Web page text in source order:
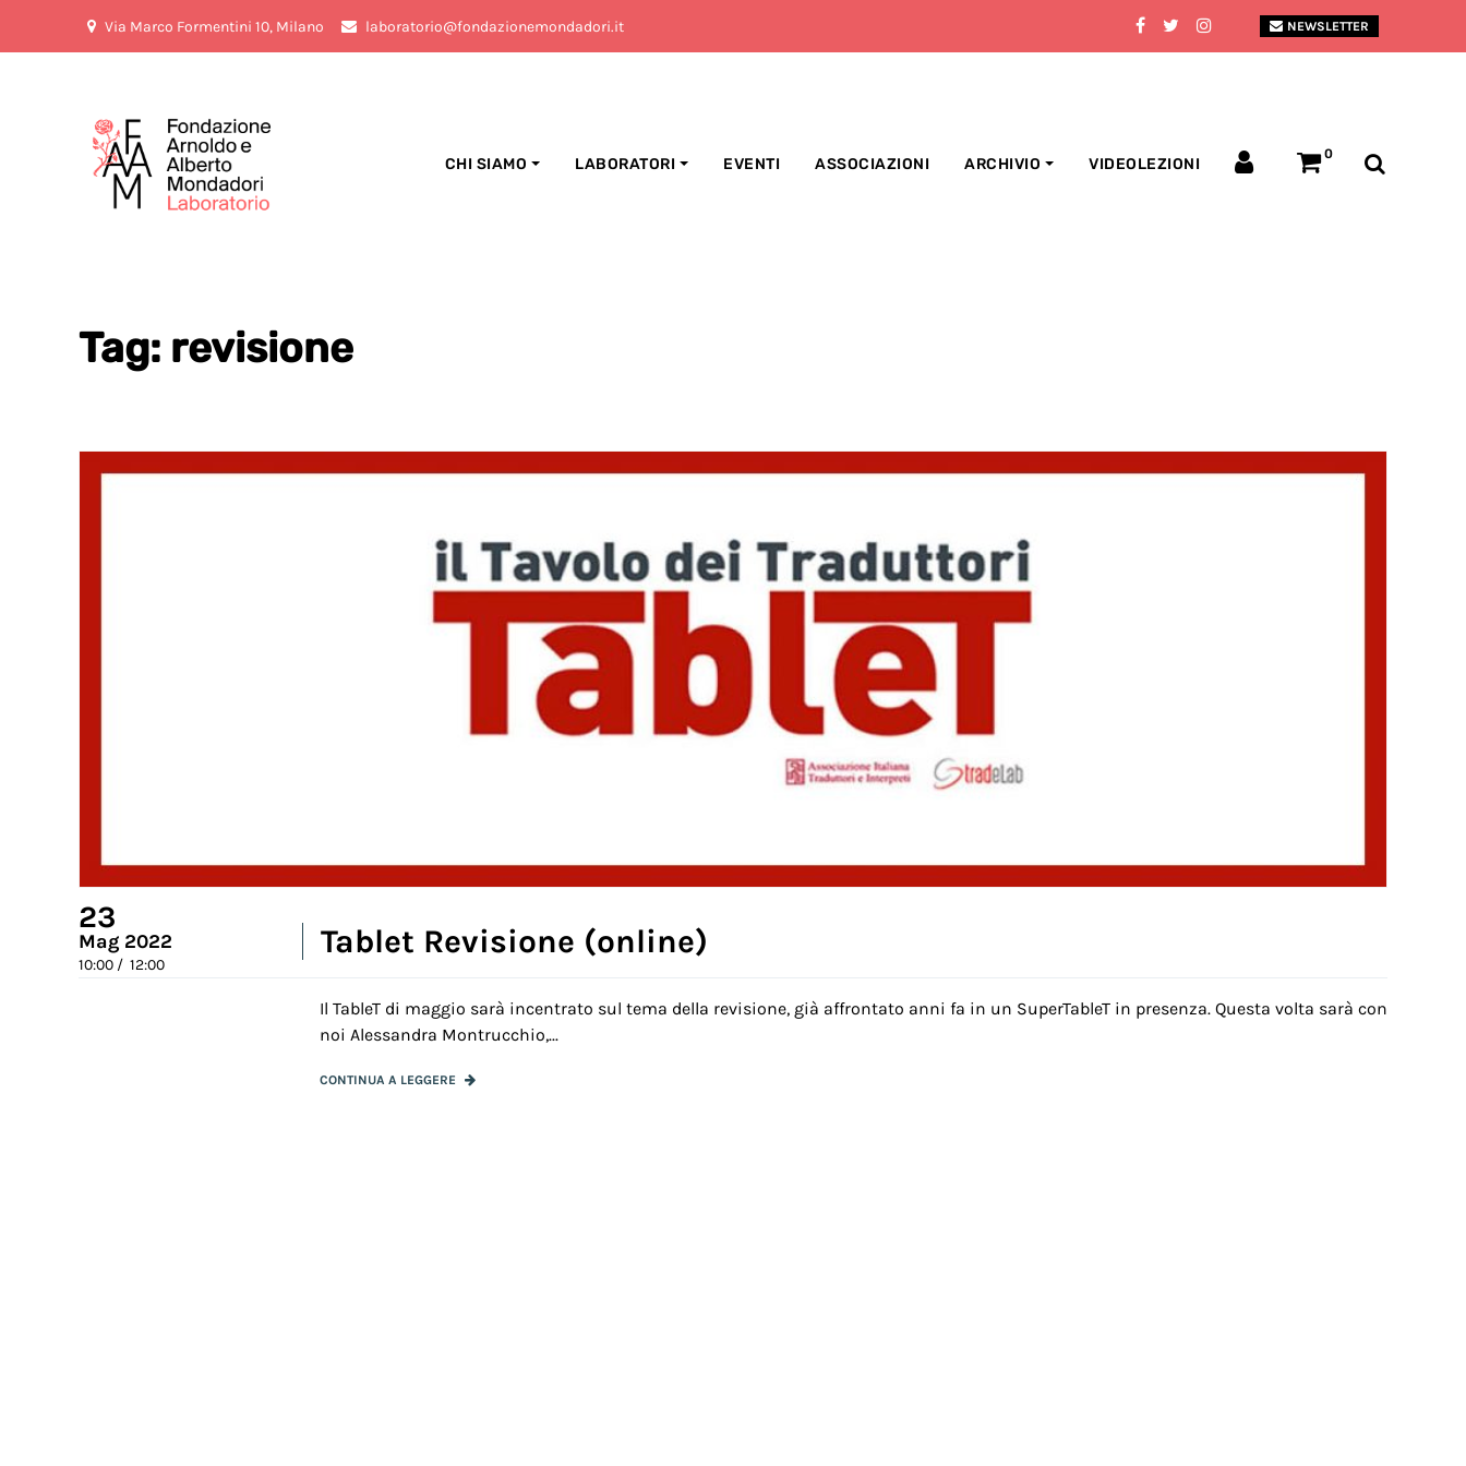
Via Marco Formentini 10, Milano laboratorio@fondazionemondadori.it NEWSLETTER
CHI SIAMO LABORATORI EVENTI ASSOCIAZIONI ARCHIVIO VIDEOLEZIONI
0
Tag: revisione
23
Mag 2022
10:00 / 12:00
Tablet Revisione (online)
Il TableT di maggio sarà incentrato sul tema della revisione, già affrontato anni fa in un SuperTableT in presenza. Questa volta sarà con
noi Alessandra Montrucchio,...
CONTINUA A LEGGERE